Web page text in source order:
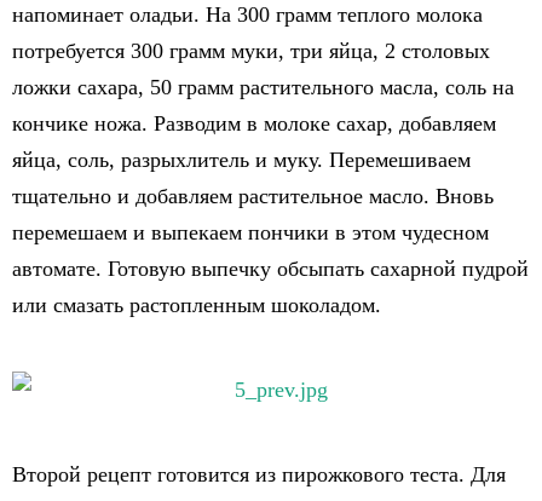
напоминает оладьи. На 300 грамм теплого молока
потребуется 300 грамм муки, три яйца, 2 столовых
ложки сахара, 50 грамм растительного масла, соль на
кончике ножа. Разводим в молоке сахар, добавляем
яйца, соль, разрыхлитель и муку. Перемешиваем
тщательно и добавляем растительное масло. Вновь
перемешаем и выпекаем пончики в этом чудесном
автомате. Готовую выпечку обсыпать сахарной пудрой
или смазать растопленным шоколадом.
Второй рецепт готовится из пирожкового теста. Для